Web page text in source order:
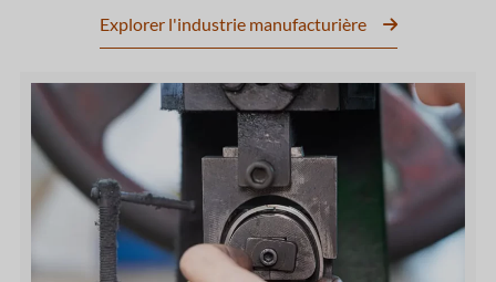
Explorer l'industrie manufacturière